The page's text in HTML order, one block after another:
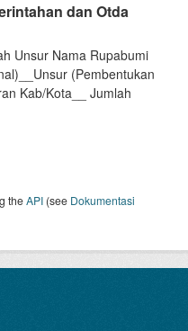
dan Otda
Unsur Nama Rupabumi
(Pembentukan
Kab/Kota__ Jumlah
theAPI (see Dokumentasi